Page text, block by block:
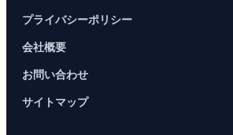
プライバシーポリシー
会社概要
お問い合わせ
サイトマップ